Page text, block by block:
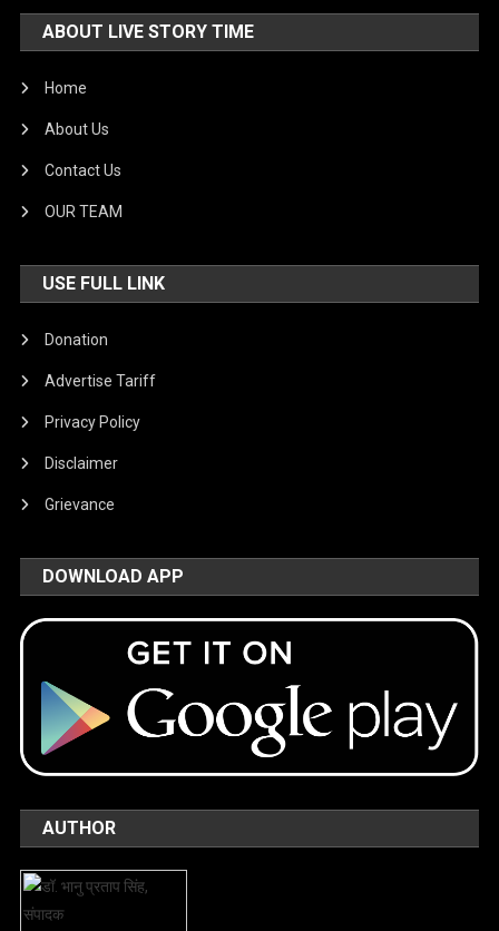
ABOUT LIVE STORY TIME
Home
About Us
Contact Us
OUR TEAM
USE FULL LINK
Donation
Advertise Tariff
Privacy Policy
Disclaimer
Grievance
DOWNLOAD APP
AUTHOR